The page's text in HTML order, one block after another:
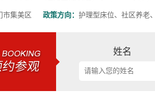
市集美区 政策方向： 护理型床位、社区养老
姓名